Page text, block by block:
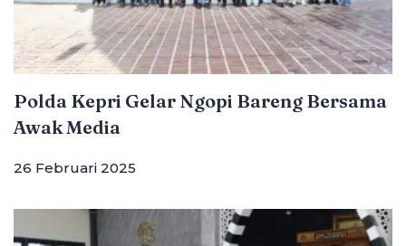
Polda Kepri Gelar Ngopi Bareng Bersama
Awak Media
26 Februari 2025